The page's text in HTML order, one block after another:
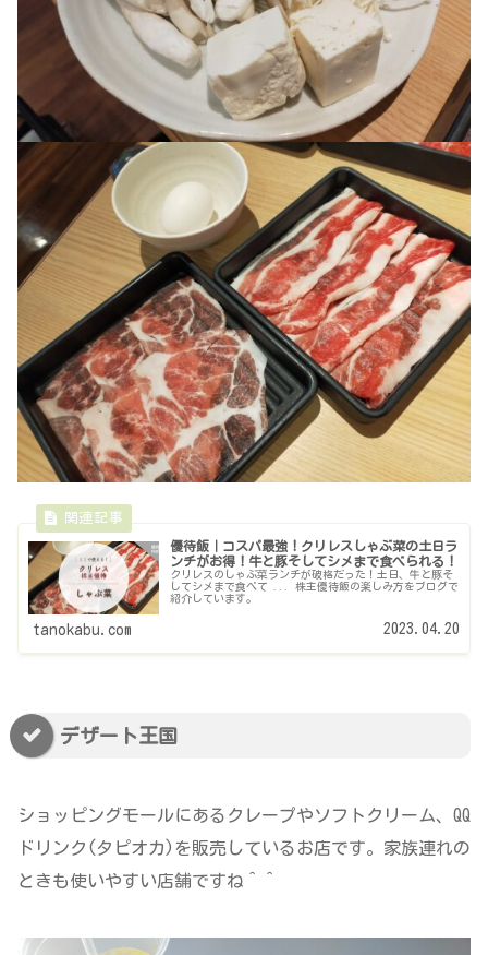
優待飯｜コスパ最強！クリレスしゃぶ菜の土日ラ
ンチがお得！牛と豚そしてシメまで食べられる！
クリレスのしゃぶ菜ランチが破格だった！土日、牛と豚そ
してシメまで食べて ... 株主優待飯の楽しみ方をブログで
紹介しています。
tanokabu.com 2023.04.20
デザート王国
ショッピングモールにあるクレープやソフトクリーム、QQ
ドリンク(タピオカ)を販売しているお店です。家族連れの
ときも使いやすい店舗ですね＾＾